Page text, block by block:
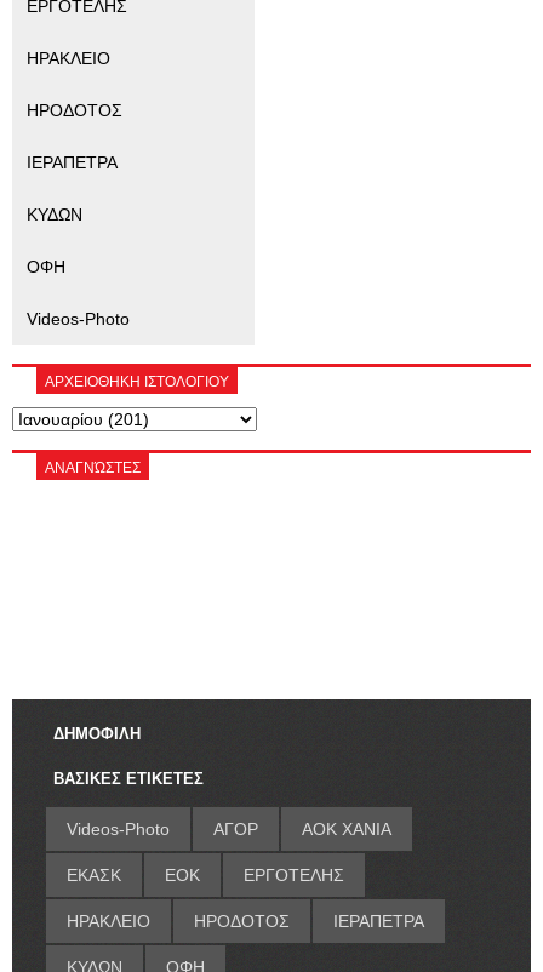
ΕΡΓΟΤΕΛΗΣ
ΗΡΑΚΛΕΙΟ
ΗΡΟΔΟΤΟΣ
ΙΕΡΑΠΕΤΡΑ
ΚΥΔΩΝ
ΟΦΗ
Videos-Photo
ΑΡΧΕΙΟΘΗΚΗ ΙΣΤΟΛΟΓΙΟΥ
ΑΝΑΓΝΏΣΤΕΣ
ΔΗΜΟΦΙΛΗ
ΒΑΣΙΚΕΣ ΕΤΙΚΕΤΕΣ
Videos-Photo ΑΓΟΡ ΑΟΚ ΧΑΝΙΑ
ΕΚΑΣΚ ΕΟΚ ΕΡΓΟΤΕΛΗΣ
ΗΡΑΚΛΕΙΟ ΗΡΟΔΟΤΟΣ ΙΕΡΑΠΕΤΡΑ
ΚΥΔΩΝ ΟΦΗ